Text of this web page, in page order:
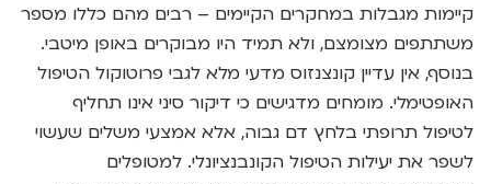
קיימות מגבלות במחקרים הקיימים – רבים מהם כללו מספר
משתתפים מצומצם, ולא תמיד היו מבוקרים באופן מיטבי.
בנוסף, אין עדיין קונצנזוס מדעי מלא לגבי פרוטוקול הטיפול
האופטימלי. מומחים מדגישים כי דיקור סיני אינו תחליף
לטיפול תרופתי בלחץ דם גבוה, אלא אמצעי משלים שעשוי
לשפר את יעילות הטיפול הקונבנציונלי. למטופלים